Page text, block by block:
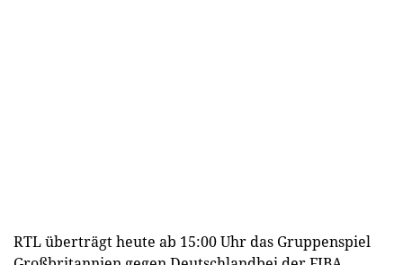
RTL überträgt heute ab 15:00 Uhr das Gruppenspiel